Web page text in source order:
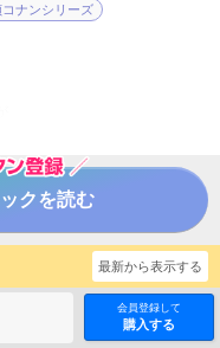
ナンシリーズ
名）！
、
日清とコラボし、
クを読む
会員登録して
購入する
最新から表示する